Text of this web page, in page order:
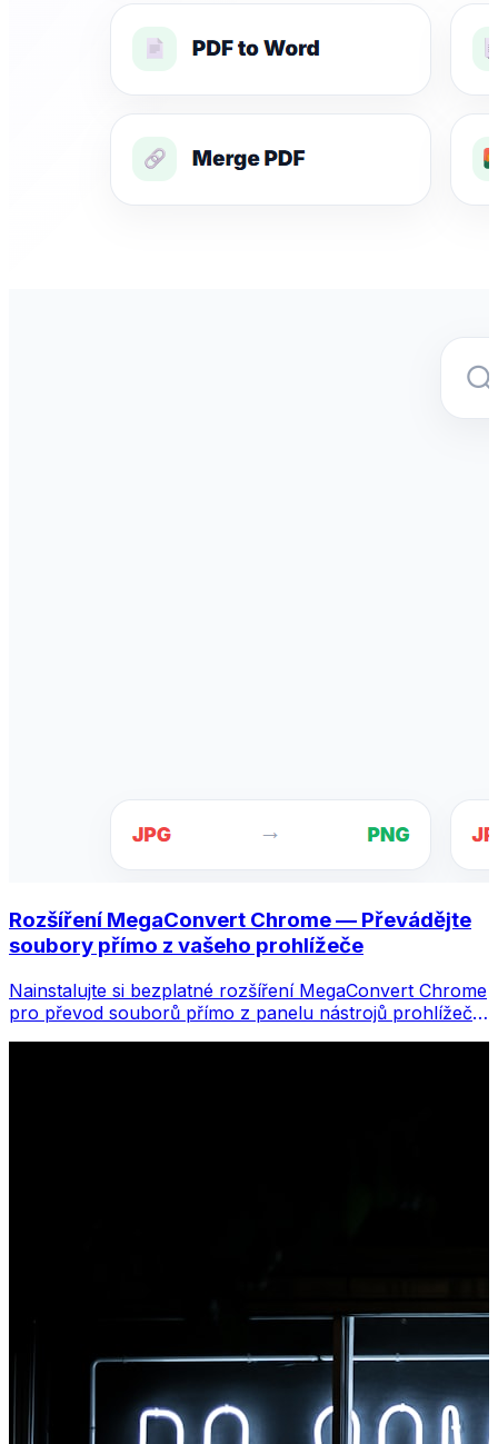
Rozšíření MegaConvert Chrome — Převádějte
soubory přímo z vašeho prohlížeče
Nainstalujte si bezplatné rozšíření MegaConvert Chrome
pro převod souborů přímo z panelu nástrojů prohlížeče.